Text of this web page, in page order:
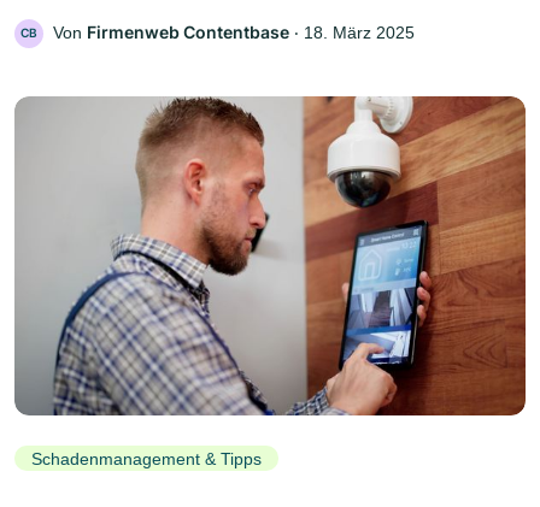
CB Von Firmenweb Contentbase ‧ 18. März 2025
Schadenmanagement & Tipps